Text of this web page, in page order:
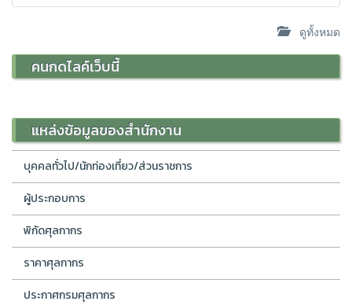
ดูทั้งหมด
คนกดไลค์เว็บนี้
แหล่งข้อมูลของสำนักงาน
บุคคลทั่วไป/นักท่องเที่ยว/ส่วนราชการ
ผู้ประกอบการ
พิกัดศุลกากร
ราคาศุลกากร
ประกาศกรมศุลกากร